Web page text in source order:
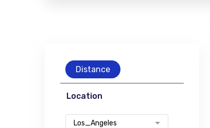
Distance
Location
Los_Angeles